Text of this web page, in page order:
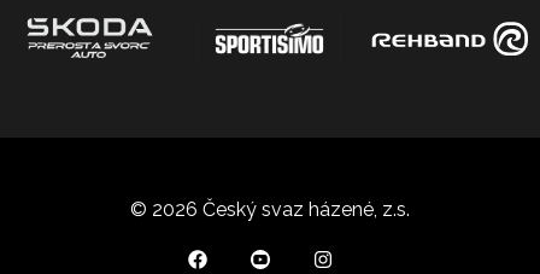
© 2026 Český svaz házené, z.s.